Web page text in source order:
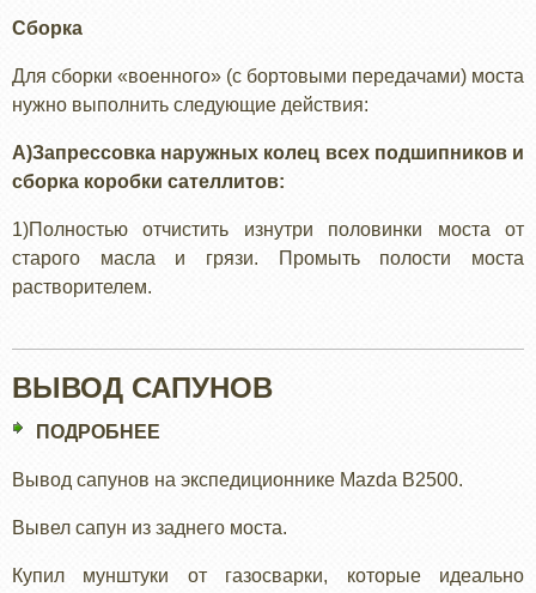
Сборка
Для сборки «военного» (с бортовыми передачами) моста
нужно выполнить следующие действия:
А)Запрессовка наружных колец всех подшипников и
сборка коробки сателлитов:
1)Полностью отчистить изнутри половинки моста от
старого масла и грязи. Промыть полости моста
растворителем.
ВЫВОД САПУНОВ
ПОДРОБНЕЕ
САПУНОВ
Вывод сапунов на экспедиционнике Mazda B2500.
Вывел сапун из заднего моста.
Купил мунштуки от газосварки, которые идеально